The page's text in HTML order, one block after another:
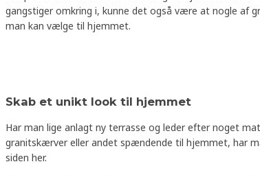
gangstiger omkring i, kunne det også være at nogle af
man kan vælge til hjemmet.
Skab et unikt look til hjemmet
Har man lige anlagt ny terrasse og leder efter noget
granitskærver eller andet spændende til hjemmet, har
siden her.